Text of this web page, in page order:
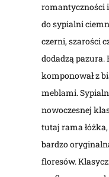
romantyczności
do sypialni
czerni, szarości
dodadzą pazura.
komponował z
meblami.
nowoczesnej
tutaj rama
bardzo
floresów.